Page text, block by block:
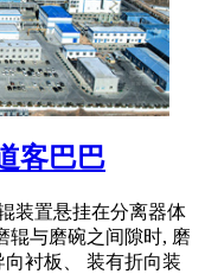
客巴巴
装置悬挂在分离器体
辊与磨碗之间隙时, 磨
衬板、 装有折向装